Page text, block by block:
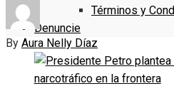
Términos y
Denuncie
By Aura Nelly Díaz